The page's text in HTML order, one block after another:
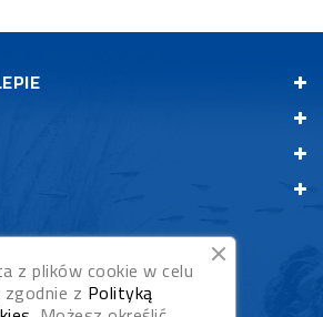
z plików cookie w celu
z Polityką